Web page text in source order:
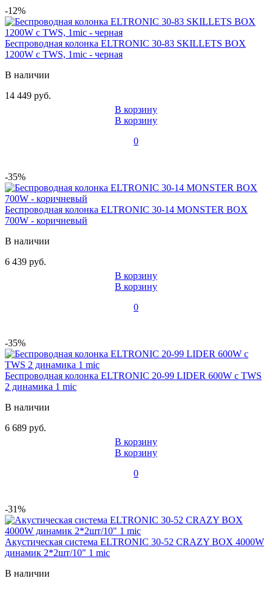
-12%
Беспроводная колонка ELTRONIC 30-83 SKILLETS BOX
1200W с TWS, 1mic - черная
В наличии
14 449 руб.
В корзину
В корзину
0
-35%
Беспроводная колонка ELTRONIC 30-14 MONSTER BOX
700W - коричневый
В наличии
6 439 руб.
В корзину
В корзину
0
-35%
Беспроводная колонка ELTRONIC 20-99 LIDER 600W с TWS
2 динамика 1 mic
В наличии
6 689 руб.
В корзину
В корзину
0
-31%
Акустическая система ELTRONIC 30-52 CRAZY BOX 4000W
динамик 2*2шт/10" 1 mic
В наличии